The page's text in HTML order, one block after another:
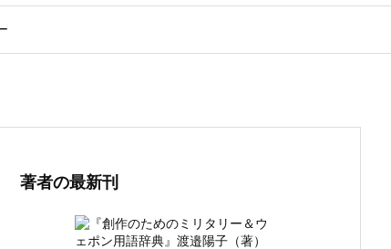
著者の最新刊